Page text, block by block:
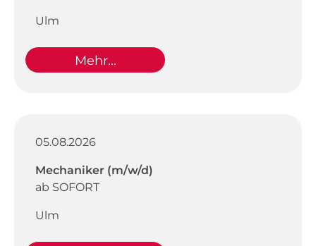
Ulm
Mehr...
05.08.2026
Mechaniker (m/w/d)
ab SOFORT
Ulm